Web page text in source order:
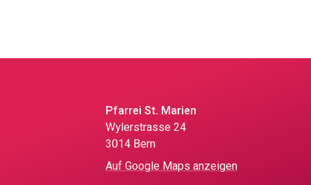
Pfarrei St. Marien
Wylerstrasse 24
3014 Bern
Auf Google Maps anzeigen